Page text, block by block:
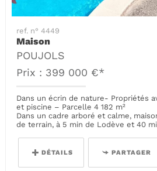
ref. n° 4449
Maison
POUJOLS
Prix : 399 000 €*
Dans un écrin de nature- Propriétés
et piscine – Parcelle 4 182 m²
Dans un cadre arboré et calme,
de terrain, à 5 min de Lodève et 40
DÉTAILS PARTAGER